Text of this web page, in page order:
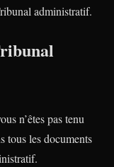
administratif.
n’êtes pas tenu
tous les documents